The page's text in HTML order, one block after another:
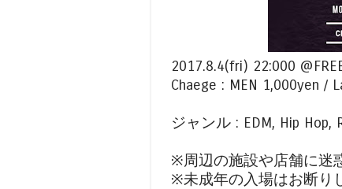
2017.8.4(fri) 22:000
Chaege : MEN 1,000yen /
ジャンル : EDM, Hip Hop,
※周辺の施設や店舗に迷
※未成年の入場はお断り